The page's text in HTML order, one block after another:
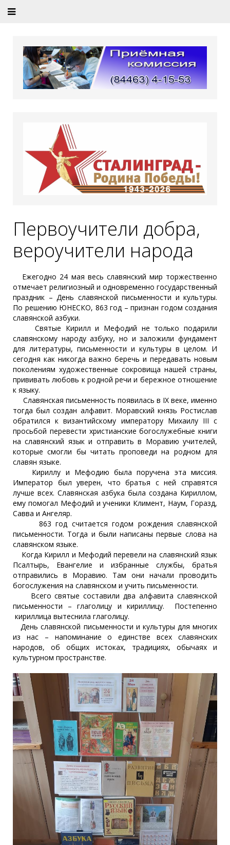
Первоучители добра,
вероучители народа
Ежегодно 24 мая весь славянский мир торжественно
отмечает религиозный и одновременно государственный
праздник – День славянской письменности и культуры.
По решению ЮНЕСКО, 863 год – признан годом создания
славянской азбуки.
Святые Кирилл и Мефодий не только подарили
славянскому народу азбуку, но и заложили фундамент
для литературы, письменности и культуры в целом. И
сегодня как никогда важно беречь и передавать новым
поколениям художественные сокровища нашей страны,
прививать любовь к родной речи и бережное отношение
к языку.
Славянская письменность появилась в IX веке, именно
тогда был создан алфавит. Моравский князь Ростислав
обратился к византийскому императору Михаилу III с
просьбой перевести христианские богослужебные книги
на славянский язык и отправить в Моравию учителей,
которые смогли бы читать проповеди на родном для
славян языке.
Кириллу и Мефодию была поручена эта миссия.
Император был уверен, что братья с ней справятся
лучше всех. Славянская азбука была создана Кириллом,
ему помогал Мефодий и ученики Климент, Наум, Горазд,
Савва и Ангеляр.
863 год считается годом рождения славянской
письменности. Тогда и были написаны первые слова на
славянском языке.
Когда Кирилл и Мефодий перевели на славянский язык
Псалтырь, Евангелие и избранные службы, братья
отправились в Моравию. Там они начали проводить
богослужения на славянском и учить письменности.
Всего святые составили два алфавита славянской
письменности – глаголицу и кириллицу. Постепенно
кириллица вытеснила глаголицу.
День славянской письменности и культуры для многих
из нас – напоминание о единстве всех славянских
народов, об общих истоках, традициях, обычаях и
культурном пространстве.